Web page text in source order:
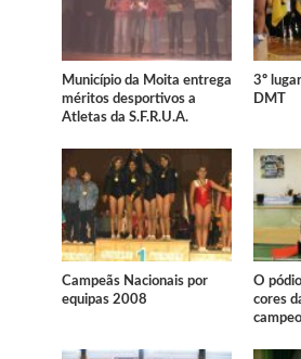
Município da Moita entrega
méritos desportivos a
Atletas da S.F.R.U.A.
3º
DMT
Campeãs Nacionais por
equipas 2008
O
cores